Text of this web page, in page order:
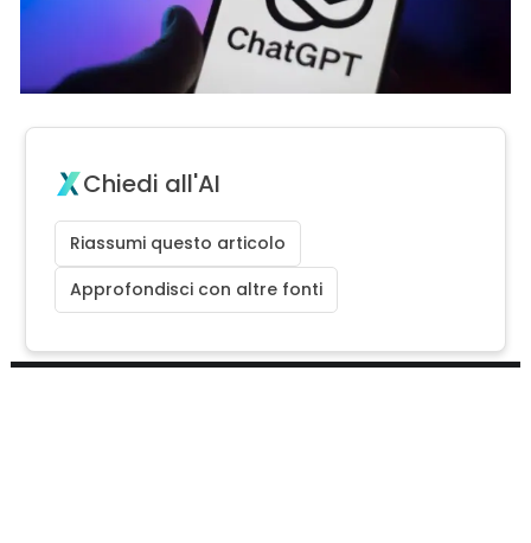
Chiedi all'AI
Riassumi questo articolo
Approfondisci con altre fonti